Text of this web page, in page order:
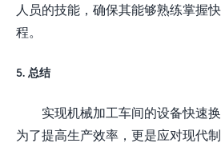
人员的技能，确保其能够熟练掌握
程。
5. 总结
实现机械加工车间的设备快速
为了提高生产效率，更是应对现代